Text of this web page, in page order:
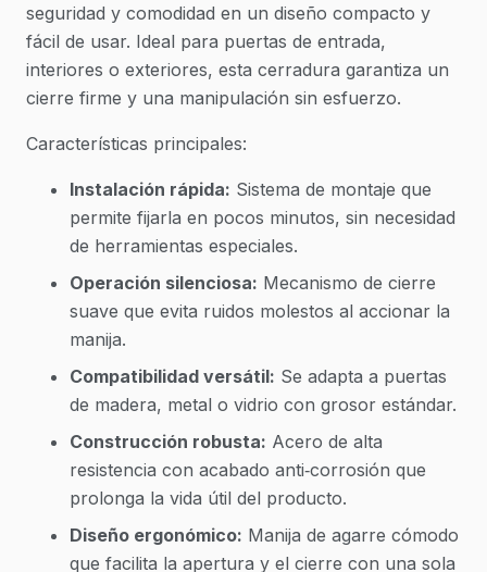
seguridad y comodidad en un diseño compacto y
fácil de usar. Ideal para puertas de entrada,
interiores o exteriores, esta cerradura garantiza un
cierre firme y una manipulación sin esfuerzo.
Características principales:
Instalación rápida: Sistema de montaje que
permite fijarla en pocos minutos, sin necesidad
de herramientas especiales.
Operación silenciosa: Mecanismo de cierre
suave que evita ruidos molestos al accionar la
manija.
Compatibilidad versátil: Se adapta a puertas
de madera, metal o vidrio con grosor estándar.
Construcción robusta: Acero de alta
resistencia con acabado anti‑corrosión que
prolonga la vida útil del producto.
Diseño ergonómico: Manija de agarre cómodo
que facilita la apertura y el cierre con una sola